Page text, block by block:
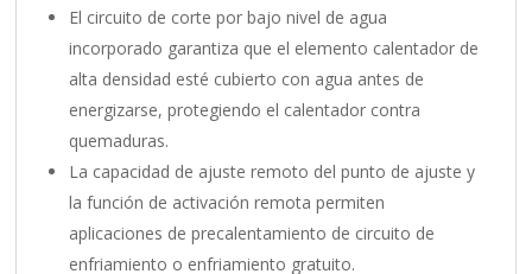
El circuito de corte por bajo nivel de agua
incorporado garantiza que el elemento calentador de
alta densidad esté cubierto con agua antes de
energizarse, protegiendo el calentador contra
quemaduras.
La capacidad de ajuste remoto del punto de ajuste y
la función de activación remota permiten
aplicaciones de precalentamiento de circuito de
enfriamiento o enfriamiento gratuito.